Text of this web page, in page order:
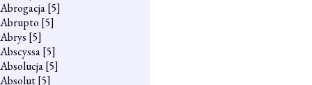
Abrogacja[5]
Abrupto [5]
Abrys [5]
Abscyssa[5]
Absolucja[5]
Absolut[5]